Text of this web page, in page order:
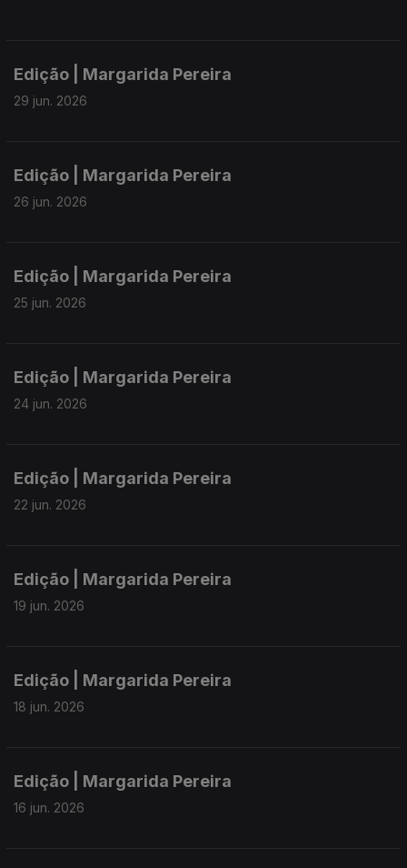
Edição | Margarida Pereira
29 jun. 2026
Edição | Margarida Pereira
26 jun. 2026
Edição | Margarida Pereira
25 jun. 2026
Edição | Margarida Pereira
24 jun. 2026
Edição | Margarida Pereira
22 jun. 2026
Edição | Margarida Pereira
19 jun. 2026
Edição | Margarida Pereira
18 jun. 2026
Edição | Margarida Pereira
16 jun. 2026